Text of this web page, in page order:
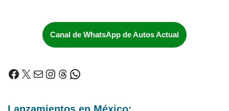
Canal de WhatsApp de Autos Actual